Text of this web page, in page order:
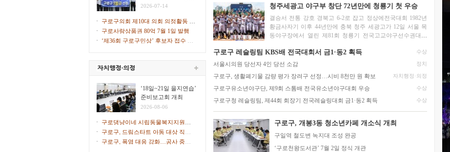
2026년 지자체 합동평
2026-07-14
구로구의회 제10대 의회 의정활동 시
작
구로사랑상품권 80억 7월 1일 발행
‘제36회 구로구민상’ 후보자 접수 시
‘18일~21일 을지연습’
준비보고회 개최
2026-08-06
구로댕냥이네 시립동물복지지원센
터 ‘길고양이 사진 공모전’
구로구, 드림스타트 아동 대상 직업
체험 프로그램 운영
구로구, 폭염 대응 강화…공사 중단·
이어 지난 7월 22일...
청주세광고 야구부 창단 72년만에 청룡기 첫 우승
결승서 전통 강호 경북고 6-2로 잡고 정상에전국대회 1982년
황금사자기 이후 44년만에 충북 청주 세광고가 12일 서울 목
동야구장에서 열린 제81회 청룡기 전국고교야구선수권대회
구로구 레슬링팀 KBS배 전국대회서 금1·동2 획득 수상
서울시의원 당선자 4인 당선 소감 정치
구로구, 생활폐기물 감량 평가 장려구 선정…시비 8천만 원 확보 자치행정·의정
구로구유소년야구단, 제9회 스톰배 전국유소년야구대회 우승 수상
구로구청 레슬링팀, 제44회 회장기 전국레슬링대회 금1·동2 획득 수상
구로구, 개봉3동 청소년카페 개소식 개최
구일역 철도변 녹지대 조성 완공
‘구로천왕도서관’ 7월 2일 정식 개관